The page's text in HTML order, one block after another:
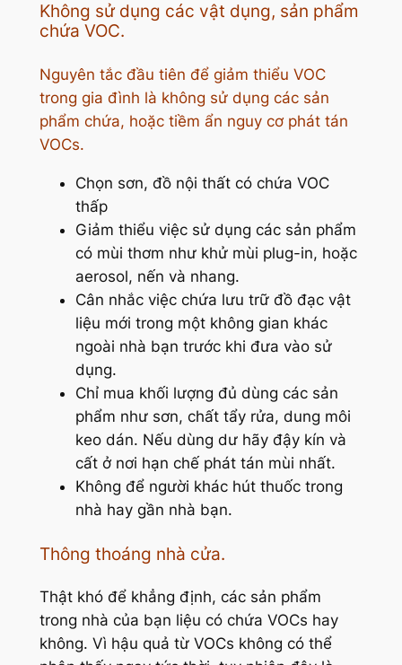
Không sử dụng các vật dụng, sản phẩm
chứa VOC.
Nguyên tắc đầu tiên để giảm thiểu VOC
trong gia đình là không sử dụng các sản
phẩm chứa, hoặc tiềm ẩn nguy cơ phát tán
VOCs.
Chọn sơn, đồ nội thất có chứa VOC
thấp
Giảm thiểu việc sử dụng các sản phẩm
có mùi thơm như khử mùi plug-in, hoặc
aerosol, nến và nhang.
Cân nhắc việc chứa lưu trữ đồ đạc vật
liệu mới trong một không gian khác
ngoài nhà bạn trước khi đưa vào sử
dụng.
Chỉ mua khối lượng đủ dùng các sản
phẩm như sơn, chất tẩy rửa, dung môi
keo dán. Nếu dùng dư hãy đậy kín và
cất ở nơi hạn chế phát tán mùi nhất.
Không để người khác hút thuốc trong
nhà hay gần nhà bạn.
Thông thoáng nhà cửa.
Thật khó để khẳng định, các sản phẩm
trong nhà của bạn liệu có chứa VOCs hay
không. Vì hậu quả từ VOCs không có thể